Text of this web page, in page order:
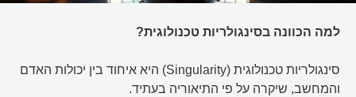
למה הכוונה בסינגולריות טכנולוגית?
סינגולריות טכנולוגית (Singularity) היא איחוד בין יכולות האדם
והמחשב, שיקרה על פי התיאוריה בעתיד.